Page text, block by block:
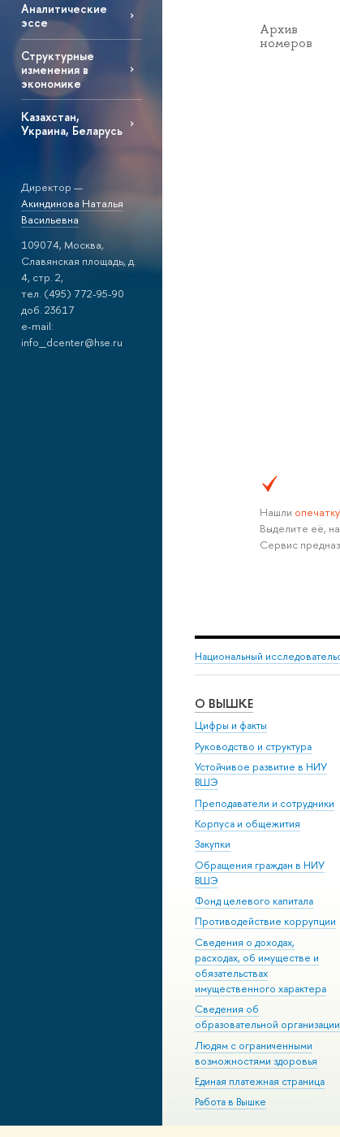
Аналитические
эссе
Структурные
изменения в
экономике
Казахстан,
Украина, Беларусь
Директор —
Акиндинова Наталья
Васильевна
109074, Москва,
Славянская площадь, д.
4, стр. 2,
тел. (495) 772-95-90
доб. 23617
e-mail:
info_dcenter@hse.ru
Архив
номеров
Нашли опечатку
Выделите её,
Сервис
Национальный
О ВЫШКЕ
Цифры и факты
Руководство и структура
Устойчивое развитие в НИУ
ВШЭ
Преподаватели и сотрудники
Корпуса и общежития
Закупки
Обращения граждан в НИУ
ВШЭ
Фонд целевого капитала
Противодействие коррупции
Сведения о доходах,
расходах, об имуществе и
обязательствах
имущественного характера
Сведения об
образовательной организации
Людям с ограниченными
возможностями здоровья
Единая платежная страница
Работа в Вышке